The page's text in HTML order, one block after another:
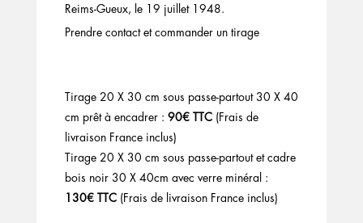
Reims-Gueux, le 19 juillet 1948.
Prendre contact et commander un tirage
Tirage 20 X 30 cm sous passe-partout 30 X 40
cm prêt à encadrer : 90€ TTC(Frais de
livraison France inclus)
Tirage 20 X 30 cm sous passe-partout et cadre
bois noir 30 X 40cm avec verre minéral :
130€ TTC (Frais de livraison France inclus)